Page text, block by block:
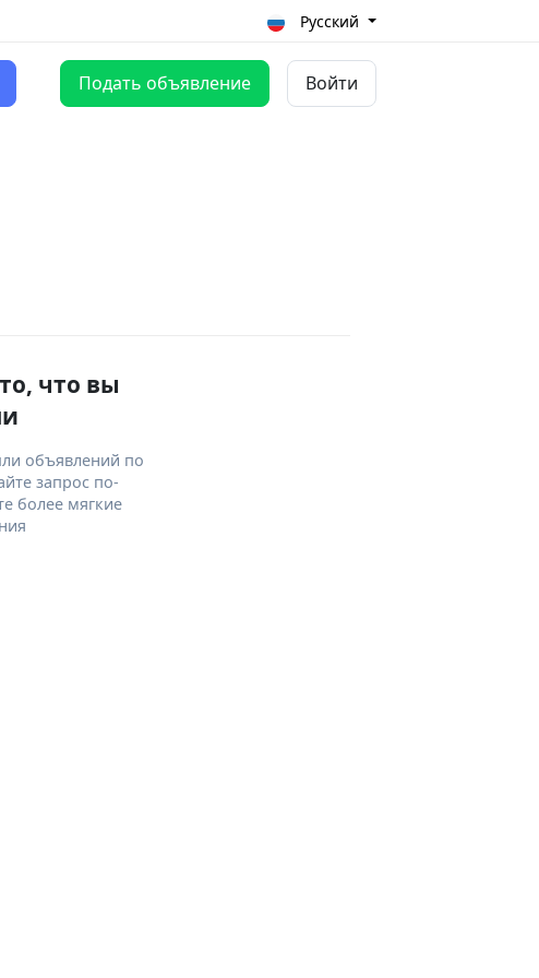
Русский
Подать объявление Войти
что вы
объявлений по
запрос по-
более мягкие